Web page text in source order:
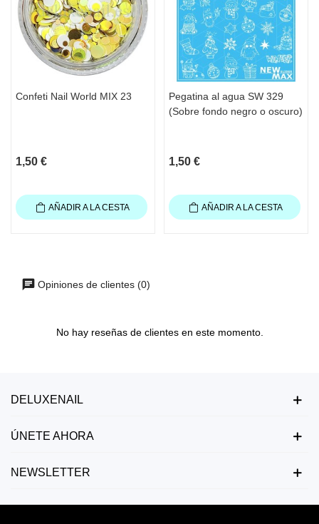
Confeti Nail World MIX 23
1,50 €
AÑADIR A LA CESTA
Pegatina al agua SW 329
(Sobre fondo negro o oscuro)
1,50 €
AÑADIR A LA CESTA
Opiniones de clientes (0)
No hay reseñas de clientes en este momento.
DELUXENAIL
ÚNETE AHORA
NEWSLETTER